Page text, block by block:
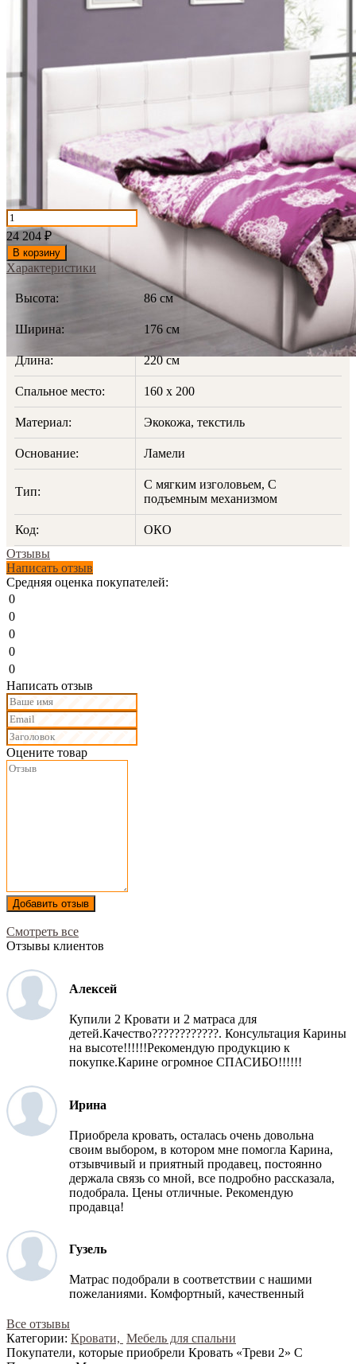
24 204 ₽
В корзину
Характеристики
Высота: 86 см
Ширина: 176 см
Длина: 220 см
Спальное место: 160 х 200
Материал: Экокожа, текстиль
Основание: Ламели
Тип:
С мягким изголовьем, С
подъемным механизмом
Код:
ОКО
Отзывы
Написать отзыв
Средняя оценка покупателей:
0
0
0
0
0
Написать отзыв
Оцените товар
Добавить отзыв
Смотреть все
Отзывы клиентов
Алексей
Купили 2 Кровати и 2 матраса для
детей.Качество????????????. Консультация Карины
на высоте!!!!!!Рекомендую продукцию к
покупке.Карине огромное СПАСИБО!!!!!!
Ирина
Приобрела кровать, осталась очень довольна
своим выбором, в котором мне помогла Карина,
отзывчивый и приятный продавец, постоянно
держала связь со мной, все подробно рассказала,
подобрала. Цены отличные. Рекомендую
продавца!
Гузель
Матрас подобрали в соответствии с нашими
пожеланиями. Комфортный, качественный
Все отзывы
Категории: Кровати, Мебель для спальни
Покупатели, которые приобрели Кровать «Треви 2» С